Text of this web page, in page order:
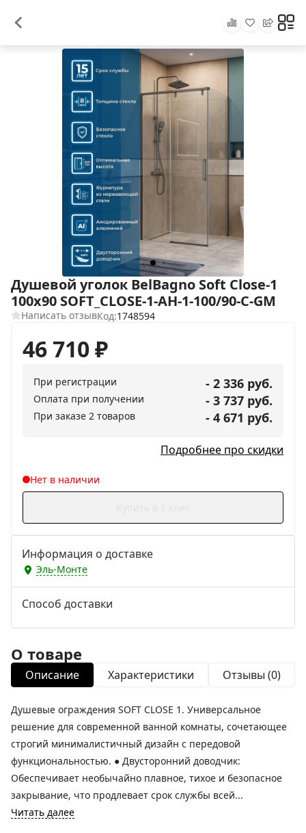
Душевой уголок BelBagno Soft Close-1
100x90 SOFT_CLOSE-1-AH-1-100/90-C-GM
Написать отзывКод:1748594
46 710₽
При регистрации - 2 336 руб.
Оплата при получении - 3 737 руб.
При заказе 2 товаров - 4 671 руб.
Подробнее про скидки
Нет в наличии
Информация о доставке
Эль-Монте
Способ доставки
О товаре
Описание Характеристики Отзывы (0)
Душевые ограждения SOFT CLOSE 1. Универсальное
решение для современной ванной комнаты, сочетающее
строгий минималистичный дизайн с передовой
функциональностью. ● Двусторонний доводчик:
Обеспечивает необычайно плавное, тихое и безопасное
закрывание, что продлевает срок службы всей...
Читать далее